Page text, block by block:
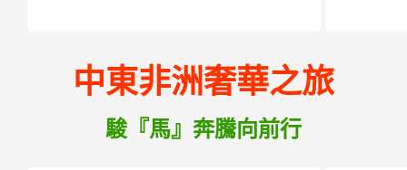
中東非洲奢華之旅
駿『馬』奔騰向前行